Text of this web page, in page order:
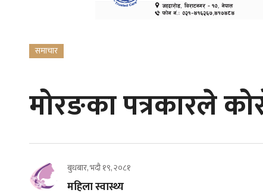
समाचार
मोरङका पत्रकारले
बुधबार, भदौ १९, २०८१
महिला स्वास्थ्य